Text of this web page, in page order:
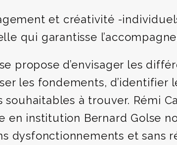
et créativité -
qui garantisse
propose d’envisager les
les fondements,
à trouver. Rémi
en institution Bernard Golse
dysfonctionnements et sans